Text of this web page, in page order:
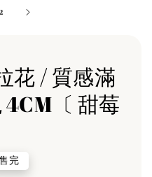
花 / 質感滿
〔 甜莓
完